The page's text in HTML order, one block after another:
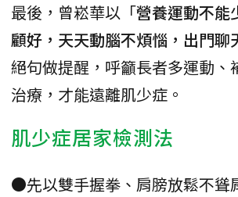
最後，曾崧華以「營養運動不能
顧好，天天動腦不煩惱，出門聊
絕句做提醒，呼籲長者多運動、
治療，才能遠離肌少症。
肌少症居家檢測法
●先以雙手握拳、肩膀放鬆不聳